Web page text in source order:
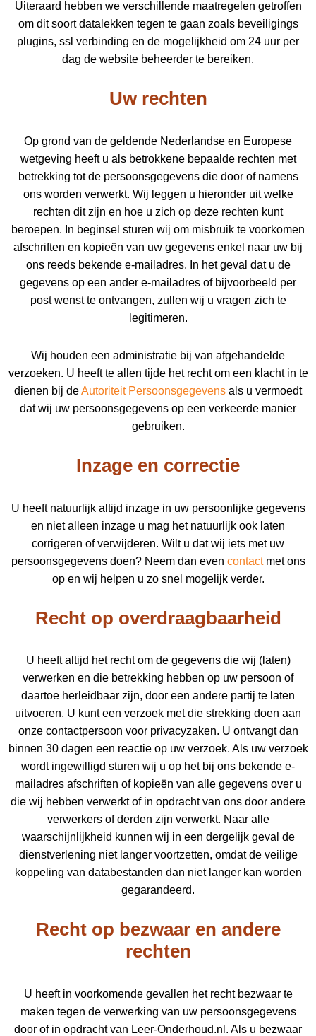
Uiteraard hebben we verschillende maatregelen getroffen
om dit soort datalekken tegen te gaan zoals beveiligings
plugins, ssl verbinding en de mogelijkheid om 24 uur per
dag de website beheerder te bereiken.
Uw rechten
Op grond van de geldende Nederlandse en Europese
wetgeving heeft u als betrokkene bepaalde rechten met
betrekking tot de persoonsgegevens die door of namens
ons worden verwerkt. Wij leggen u hieronder uit welke
rechten dit zijn en hoe u zich op deze rechten kunt
beroepen. In beginsel sturen wij om misbruik te voorkomen
afschriften en kopieën van uw gegevens enkel naar uw bij
ons reeds bekende e-mailadres. In het geval dat u de
gegevens op een ander e-mailadres of bijvoorbeeld per
post wenst te ontvangen, zullen wij u vragen zich te
legitimeren.
Wij houden een administratie bij van afgehandelde
verzoeken. U heeft te allen tijde het recht om een klacht in te
dienen bij deAutoriteit Persoonsgegevens als u vermoedt
dat wij uw persoonsgegevens op een verkeerde manier
gebruiken.
Inzage en correctie
U heeft natuurlijk altijd inzage in uw persoonlijke gegevens
en niet alleen inzage u mag het natuurlijk ook laten
corrigeren of verwijderen. Wilt u dat wij iets met uw
persoonsgegevens doen? Neem dan even contactmet ons
op en wij helpen u zo snel mogelijk verder.
Recht op overdraagbaarheid
U heeft altijd het recht om de gegevens die wij (laten)
verwerken en die betrekking hebben op uw persoon of
daartoe herleidbaar zijn, door een andere partij te laten
uitvoeren. U kunt een verzoek met die strekking doen aan
onze contactpersoon voor privacyzaken. U ontvangt dan
binnen 30 dagen een reactie op uw verzoek. Als uw verzoek
wordt ingewilligd sturen wij u op het bij ons bekende e-
mailadres afschriften of kopieën van alle gegevens over u
die wij hebben verwerkt of in opdracht van ons door andere
verwerkers of derden zijn verwerkt. Naar alle
waarschijnlijkheid kunnen wij in een dergelijk geval de
dienstverlening niet langer voortzetten, omdat de veilige
koppeling van databestanden dan niet langer kan worden
gegarandeerd.
Recht op bezwaar en andere
rechten
U heeft in voorkomende gevallen het recht bezwaar te
maken tegen de verwerking van uw persoonsgegevens
door of in opdracht van Leer-Onderhoud.nl. Als u bezwaar